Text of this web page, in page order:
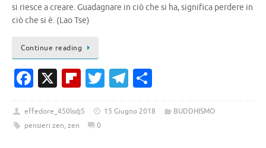
si riesce a creare. Guadagnare in ciò che si ha, significa perdere in
ciò che si è. (Lao Tse)
Continue reading
Fa
e
b
X Fl
b
o
T
it
T
e n
effedore_450lsdj5 15 Giugno 2018
BUDDHISMO
pensieri zen, zen 0